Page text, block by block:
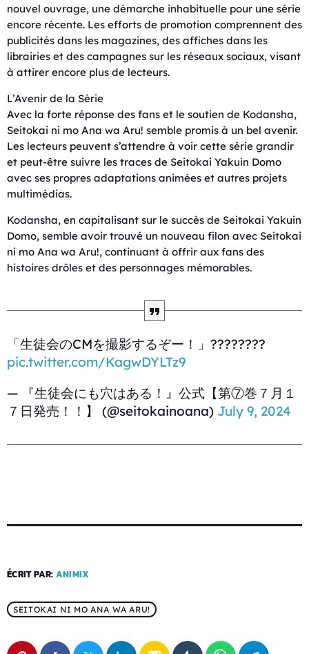
nouvel ouvrage, une démarche inhabituelle pour une série
encore récente. Les efforts de promotion comprennent des
publicités dans les magazines, des affiches dans les
librairies et des campagnes sur les réseaux sociaux, visant
à attirer encore plus de lecteurs.
L’Avenir de la Série
Avec la forte réponse des fans et le soutien de Kodansha,
Seitokai ni mo Ana wa Aru! semble promis à un bel avenir.
Les lecteurs peuvent s’attendre à voir cette série grandir
et peut-être suivre les traces de Seitokai Yakuin Domo
avec ses propres adaptations animées et autres projets
multimédias.
Kodansha, en capitalisant sur le succès de Seitokai Yakuin
Domo, semble avoir trouvé un nouveau filon avec Seitokai
ni mo Ana wa Aru!, continuant à offrir aux fans des
histoires drôles et des personnages mémorables.
「生徒会のCMを撮影するぞー！」????️????
pic.twitter.com/KagwDYLTz9
— 『生徒会にも穴はある！』公式【第⑦巻７月１
７日発売！！】 (@seitokainoana) July 9, 2024
ÉCRIT PAR: ANIMIX
SEITOKAI NI MO ANA WA ARU!